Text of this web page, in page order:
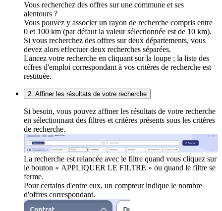
Vous recherchez des offres sur une commune et ses
alentours ?
Vous pouvez y associer un rayon de recherche compris entre
0 et 100 km (par défaut la valeur sélectionnée est de 10 km).
Si vous recherchez des offres sur deux départements, vous
devez alors effectuer deux recherches séparées.
Lancez votre recherche en cliquant sur la loupe ; la liste des
offres d'emploi correspondant à vos critères de recherche est
restituée.
2. Affiner les résultats de votre recherche
Si besoin, vous pouvez affiner les résultats de votre recherche
en sélectionnant des filtres et critères présents sous les critères
de recherche.
La recherche est relancée avec le filtre quand vous cliquez sur
le bouton « APPLIQUER LE FILTRE » ou quand le filtre se
ferme.
Pour certains d'entre eux, un compteur indique le nombre
d'offres correspondant.